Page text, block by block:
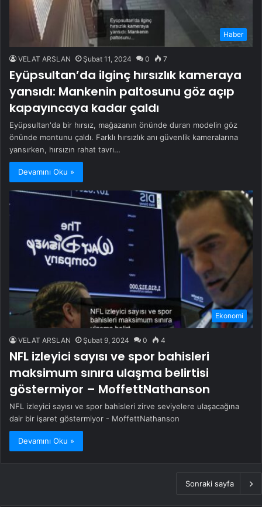
Haber
VELAT ARSLAN Şubat 11, 2024 0 7
Eyüpsultan’da ilginç hırsızlık kameraya
yansıdı: Mankenin paltosunu göz açıp
kapayıncaya kadar çaldı
Eyüpsultan'da bir hırsız, mağazanın önünde duran modelin göz
önünde montunu çaldı. Farklı hırsızlık anı güvenlik kameralarına
yansırken, hırsızın rahat tavrı…
Devamını Oku »
Ekonomi
VELAT ARSLAN Şubat 9, 2024 0 4
NFL izleyici sayısı ve spor bahisleri
maksimum sınıra ulaşma belirtisi
göstermiyor – MoffettNathanson
NFL izleyici sayısı ve spor bahisleri zirve seviyelere ulaşacağına
dair bir işaret göstermiyor - MoffettNathanson
Devamını Oku »
Sonraki sayfa